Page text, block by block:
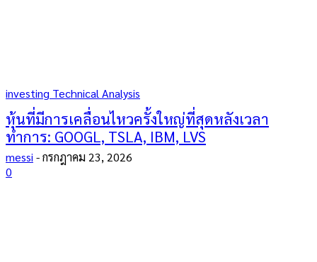
investing Technical Analysis
หุ้นที่มีการเคลื่อนไหวครั้งใหญ่ที่สุดหลังเวลา
ทำการ: GOOGL, TSLA, IBM, LVS
messi -กรกฎาคม 23, 2026
0